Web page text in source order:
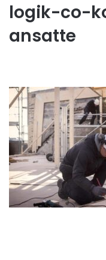
logik-co-
ansatte